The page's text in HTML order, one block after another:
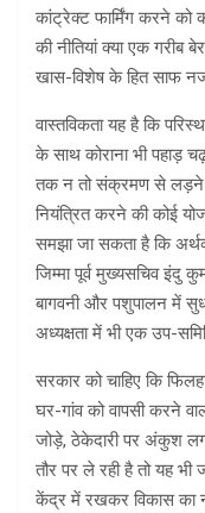
कांट्रेक्ट फार्मिंग करने को
की नीतियां क्या एक गरीब
खास-विशेष के हित साफ
वास्तविकता यह है कि
के साथ कोराना भी पहाड़
तक न तो संक्रमण से लड़ने
नियंत्रित करने की कोई
समझा जा सकता है कि
जिम्मा पूर्व मुख्यसचिव इंदु
बागवनी और पशुपालन में
अध्यक्षता में भी एक उप-
सरकार को चाहिए कि
घर-गांव को वापसी करने
जोड़े, ठेकेदारी पर अंकुश
तौर पर ले रही है तो यह
केंद्र में रखकर विकास का